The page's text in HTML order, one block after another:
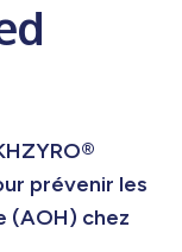
prévenir les
(AOH) chez